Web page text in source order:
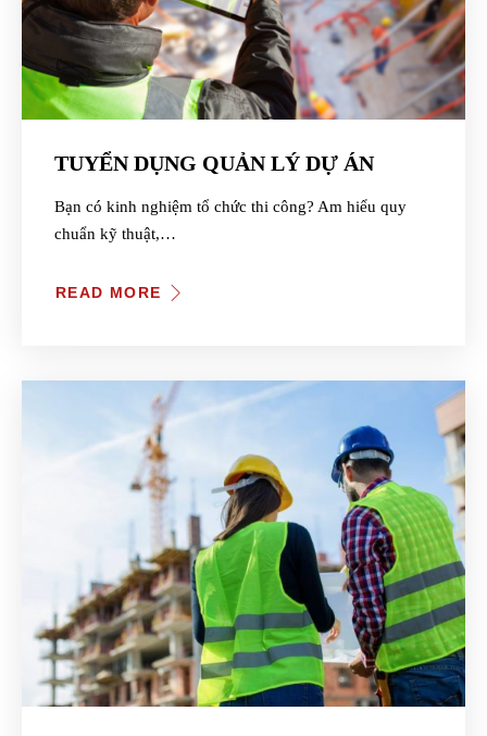
TUYỂN DỤNG QUẢN LÝ DỰ ÁN
Bạn có kinh nghiệm tổ chức thi công? Am hiểu quy
chuẩn kỹ thuật,…
READ MORE